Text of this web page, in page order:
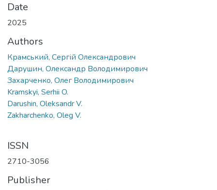
Date
2025
Authors
Крамський, Сергій Олександрович
Дарушин, Олександр Володимирович
Захарченко, Олег Володимирович
Kramskyi, Serhii O.
Darushin, Oleksandr V.
Zakharchenko, Oleg V.
ISSN
2710-3056
Publisher